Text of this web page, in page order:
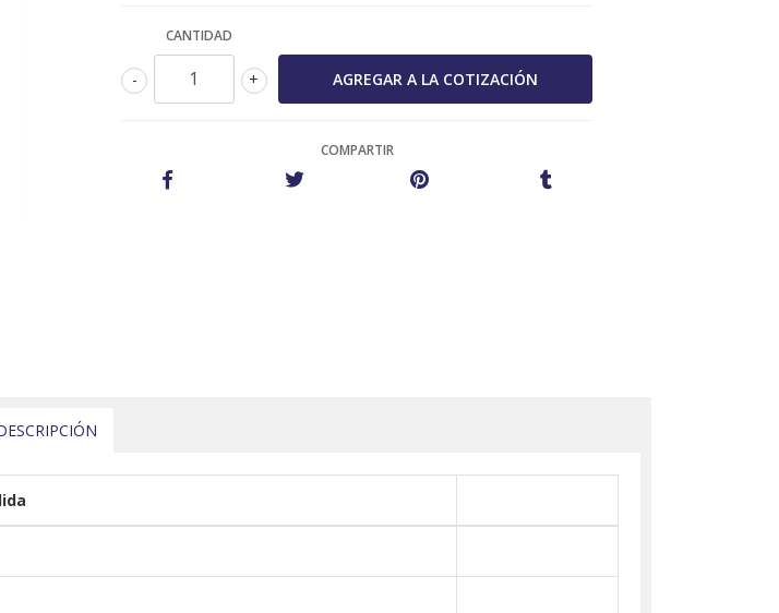
CANTIDAD
+
-
COMPARTIR